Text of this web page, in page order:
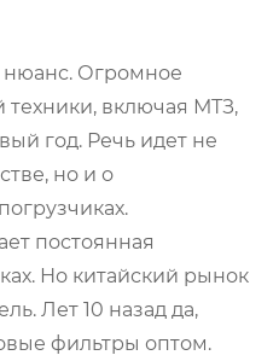
нюанс. Огромное
техники, включая МТЗ,
год. Речь идет не
но и о
постоянная
Но китайский рынок
Лет 10 назад да,
фильтры оптом.